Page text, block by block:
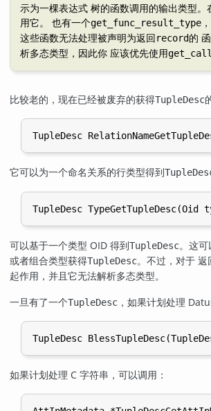
示为一棵表达式 树的函数调用的输出类型
用它。 也有一个get_func_result_type
这些函数无法处理被声明为返回record的
析多态类型，因此你 应该优先使用
比较老的，现在已经被废弃的获得TupleDesc
它可以为一个命名关系的行类型得到
可以基于一个类型 OID 得到TupleDesc。这
或者组合类型获得TupleDesc。不过，对于 返
起作用，并且它无法解析多态类型。
一旦有了一个TupleDesc ，如果计划处理
如果计划处理 C 字符串，可以调用：